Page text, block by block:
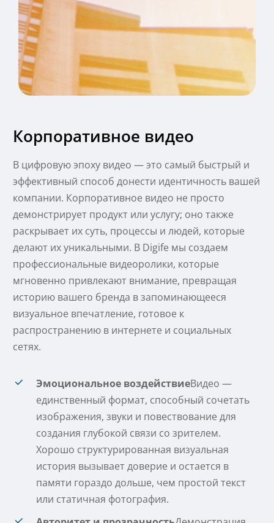
Корпоративное видео
В цифровую эпоху видео — это самый быстрый и
эффективный способ донести идентичность вашей
компании. Корпоративное видео не просто
демонстрирует продукт или услугу; оно также
раскрывает их суть, процессы и людей, которые
делают их уникальными. В Digife мы создаем
профессиональные видеоролики, которые
мгновенно привлекают внимание, превращая
историю вашего бренда в запоминающееся
визуальное впечатление, готовое к
распространению в интернете и социальных
сетях.
Эмоциональное воздействиеВидео —
единственный формат, способный сочетать
изображения, звуки и повествование для
создания глубокой связи со зрителем.
Хорошо структурированная визуальная
история вызывает доверие и остается в
памяти гораздо дольше, чем простой текст
или статичная фотография.